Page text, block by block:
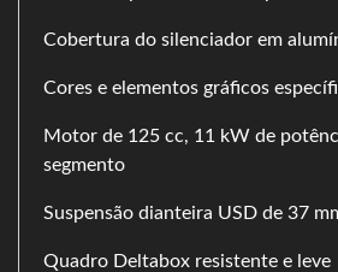
Cobertura do silenciador em
Cores e elementos gráficos
Motor de 125 cc, 11 kW de
segmento
Suspensão dianteira USD de 37
Quadro Deltabox resistente e leve